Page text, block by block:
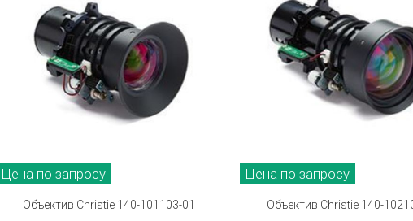
Цена по запросу
Объектив Christie 140-101103-01
Цена по запросу
Объектив Christie 140-